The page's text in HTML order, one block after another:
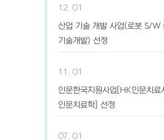
12. 01
산업 기술 개발 사업(로봇 S/W
기술개발) 선정
11. 01
인문한국지원사업[HK인문치료
인문치료학] 선정
07. 01